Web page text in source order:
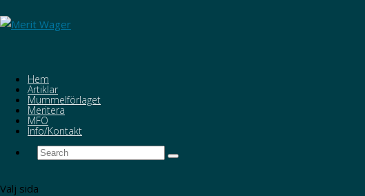
Hem
Artiklar
Mummelförlaget
Meritera
MFO
Info/Kontakt
Välj sida